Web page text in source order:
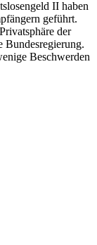
II haben
geführt.
der
Bundesregierung.
Beschwerden